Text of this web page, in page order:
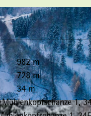
982 m
728 m
34 m
1,